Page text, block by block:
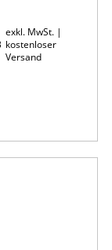
exkl. MwSt. |
kostenloser
Versand